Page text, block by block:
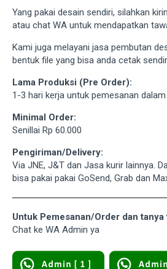
Yang pakai desain sendiri, silahkan
atau chat WA untuk mendapatkan
Kami juga melayani jasa pembutan
bentuk file yang bisa anda cetak
Lama Produksi (Pre Order):
1-3 hari kerja untuk pemesanan
Minimal Order:
Senillai Rp 60.000
Pengiriman/Delivery:
Via JNE, J&T dan Jasa kurir lainnya.
bisa pakai pakai GoSend, Grab dan
Untuk Pemesanan/Order dan tanya
Chat ke WA Admin ya